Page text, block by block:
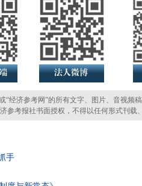
经济参考网”的所有文字、图片、音视频
参考报社书面授权，不得以任何形式刊载
手